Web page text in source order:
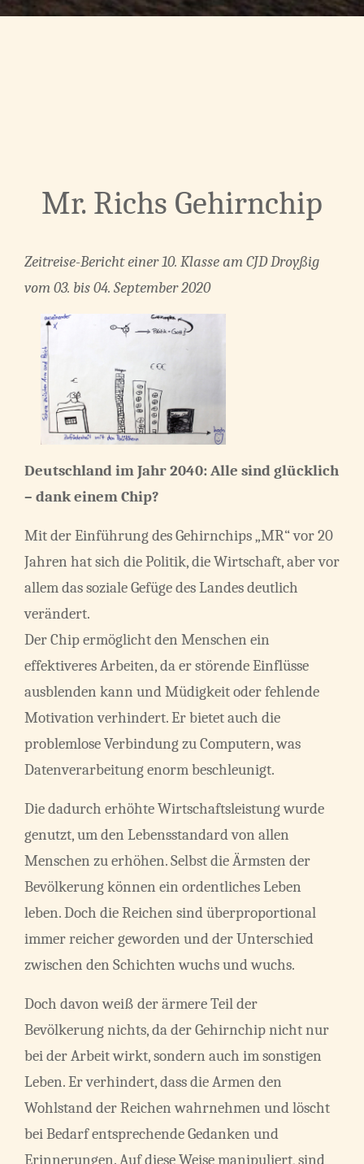
Mr. Richs Gehirnchip
Zeitreise-Bericht einer 10. Klasse am CJD Droyßig
vom 03. bis 04. September 2020
Deutschland im Jahr 2040: Alle sind glücklich
– dank einem Chip?
Mit der Einführung des Gehirnchips „MR“ vor 20
Jahren hat sich die Politik, die Wirtschaft, aber vor
allem das soziale Gefüge des Landes deutlich
verändert.
Der Chip ermöglicht den Menschen ein
effektiveres Arbeiten, da er störende Einflüsse
ausblenden kann und Müdigkeit oder fehlende
Motivation verhindert. Er bietet auch die
problemlose Verbindung zu Computern, was
Datenverarbeitung enorm beschleunigt.
Die dadurch erhöhte Wirtschaftsleistung wurde
genutzt, um den Lebensstandard von allen
Menschen zu erhöhen. Selbst die Ärmsten der
Bevölkerung können ein ordentliches Leben
leben. Doch die Reichen sind überproportional
immer reicher geworden und der Unterschied
zwischen den Schichten wuchs und wuchs.
Doch davon weiß der ärmere Teil der
Bevölkerung nichts, da der Gehirnchip nicht nur
bei der Arbeit wirkt, sondern auch im sonstigen
Leben. Er verhindert, dass die Armen den
Wohlstand der Reichen wahrnehmen und löscht
bei Bedarf entsprechende Gedanken und
Erinnerungen. Auf diese Weise manipuliert, sind